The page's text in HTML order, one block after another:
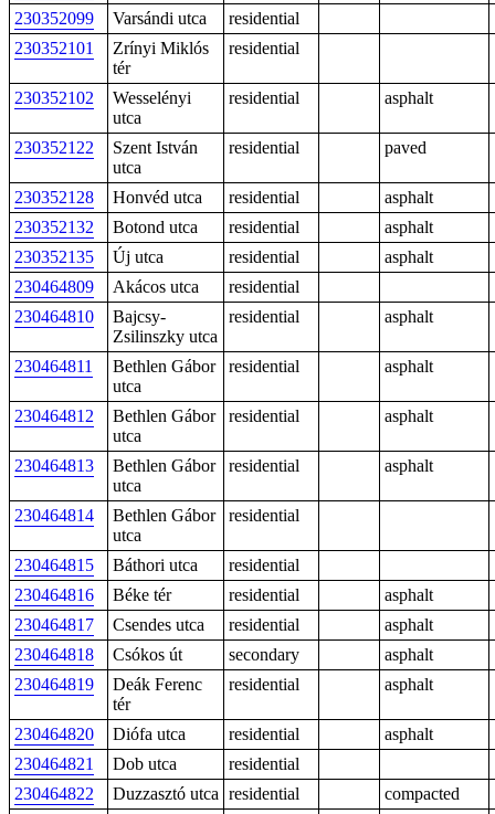
230352099
Varsándi utca
residential
230352101
Zrínyi Miklós
tér
residential
230352102
Wesselényi
utca
residential asphalt
230352122
Szent István
utca
residential paved
230352128 Honvéd utca residential
asphalt
230352132
Botond utca residential
asphalt
230352135
Új utca residential
asphalt
230464809
Akácos utca
residential
230464810
Bajcsy-
Zsilinszky utca
residential asphalt
230464811
Bethlen Gábor
utca
residential asphalt
230464812
Bethlen Gábor
utca
residential asphalt
230464813
Bethlen Gábor
utca
residential asphalt
230464814
Bethlen Gábor
utca
residential
230464815 Báthori utca
residential
230464816
Béke tér residential
asphalt
230464817
Csendes utca residential
asphalt
230464818
Csókos út secondary
asphalt
230464819
Deák Ferenc
tér
residential asphalt
230464820 Diófa utca residential
asphalt
230464821
Dob utca
residential
230464822
Duzzasztó utca residential
compacted